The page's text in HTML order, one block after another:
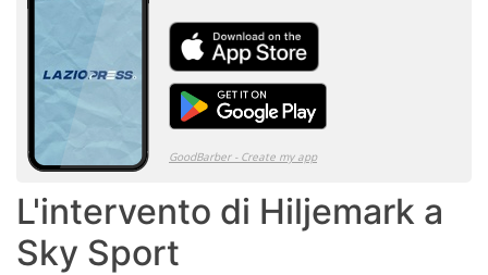
L'intervento di Hiljemark a
Sky Sport